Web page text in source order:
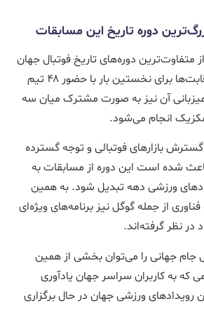
۲۰۲۶ یکی از متفاوت‌ترین دوره‌های تاریخ فوتبال جهان
به شمار می‌رود. این رقابت‌ها برای نخستین بار با حضور ۴۸ تیم
آن نیز به صورت مشترک میان سه
مکزیک انجام می‌شود.
بازارهای فوتبالی و توجه گسترده
شده است این دوره از مسابقات به
ورزشی دهه تبدیل شود. به همین
از جمله گوگل نیز برنامه‌های ویژه‌ای
نظر گرفته‌اند.
جهانی را می‌توان بخشی از همین
که به کاربران سراسر جهان یادآوری
رویدادهای ورزشی جهان در حال برگزاری